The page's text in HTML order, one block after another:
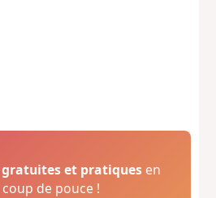
et pratiques en
de pouce !